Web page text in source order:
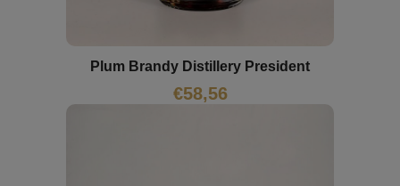
Plum Brandy Distillery President
€58,56